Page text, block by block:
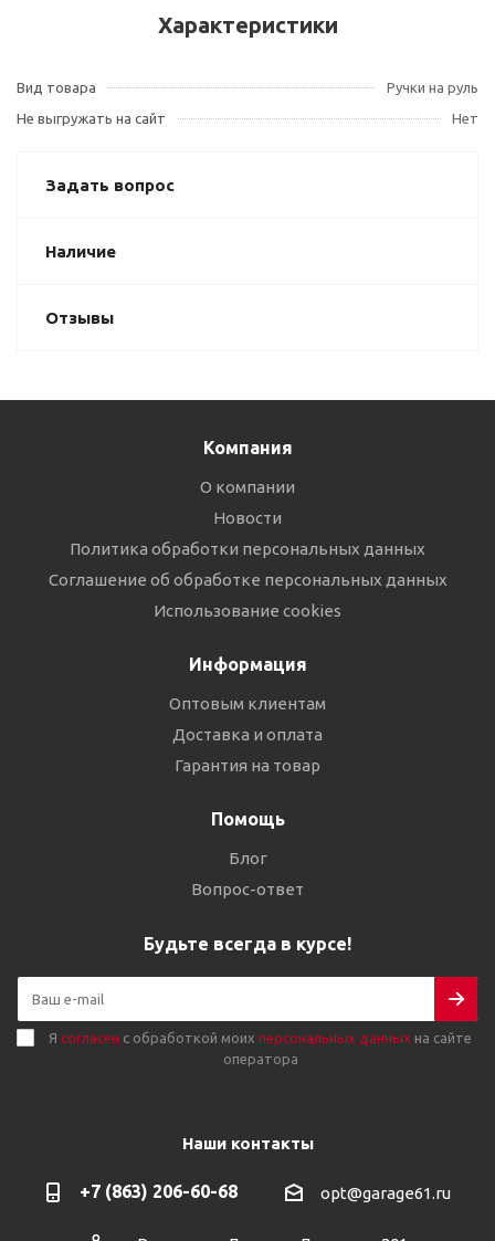
Характеристики
Вид товара
Ручки на руль
Не выгружать на сайт
Нет
Задать вопрос
Наличие
Отзывы
Компания
О компании
Новости
Политика обработки персональных данных
Соглашение об обработке персональных данных
Использование cookies
Информация
Оптовым клиентам
Доставка и оплата
Гарантия на товар
Помощь
Блог
Вопрос-ответ
Будьте всегда в курсе!
Я согласен с обработкой моих персональных данных на сайте
оператора
Наши контакты
+7 (863) 206-60-68 opt@garage61.ru